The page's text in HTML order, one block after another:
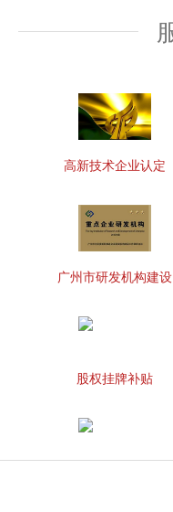
高新技术企业认定
广州市研发机构建设
股权挂牌补贴